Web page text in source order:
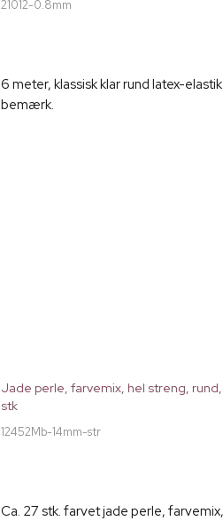
21012-0.8mm
6 meter, klassisk klar rund latex-
bemærk.
Jade perle, farvemix, hel streng, rund,
stk
12452Mb-14mm-str
Ca. 27 stk. farvet jade perle,